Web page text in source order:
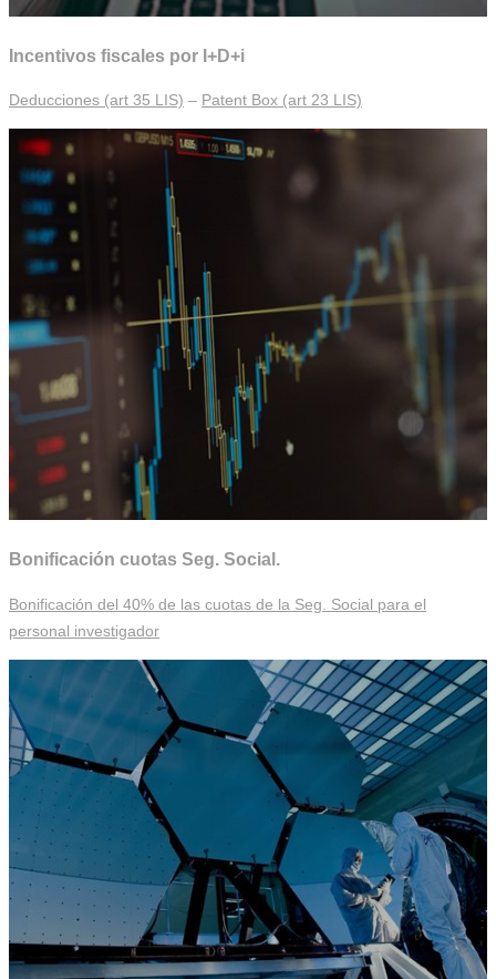
Incentivos fiscales por I+D+i
Deducciones (art 35 LIS) – Patent Box (art 23 LIS)
Bonificación cuotas Seg. Social.
Bonificación del 40% de las cuotas de la Seg. Social para el
personal investigador